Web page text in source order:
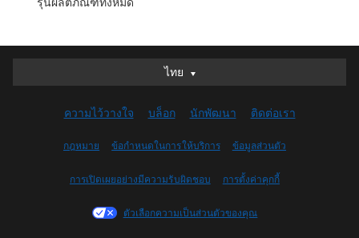
ไทย
ไทย
English (UK)
English (US)
Français (Canada)
Français (France)
ความไว้วางใจ บล็อก นักพัฒนา ติดต่อเรา
กฎหมาย ข้อกำหนดในการให้บริการ ข้อมูลส่วนตัว
การเปิดเผยอย่างมีความรับผิดชอบ การตั้งค่าคุกกี้
ตัวเลือกความเป็นส่วนตัวของคุณ